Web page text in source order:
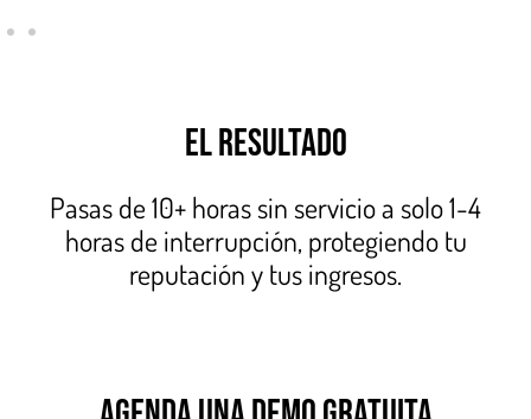
El resultado
Pasas de 10+ horas sin servicio a solo 1-4
horas de interrupción, protegiendo tu
reputación y tus ingresos.